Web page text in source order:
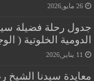
26 مايو,2026
جدول رحلة فضيلة
الدومية الخلوتية ( الوجه
11 يناير,2026